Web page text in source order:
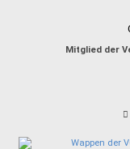
Mitglied der